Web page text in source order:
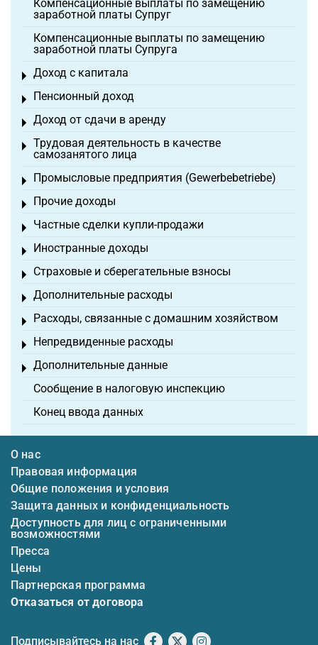
Компенсационные выплаты по замещению
заработной платы Супруг
Компенсационные выплаты по замещению
заработной платы Супруга
Доход с капитала
Toggle menu
Пенсионный доход
Toggle menu
Доход от сдачи в аренду
Toggle menu
Трудовая деятельность в качестве
самозанятого лица
Toggle menu
Промысловые предприятия (Gewerbebetriebe)
Toggle menu
Прочие доходы
Toggle menu
Частные сделки купли-продажи
Toggle menu
Иностранные доходы
Toggle menu
Страховые и сберегательные взносы
Toggle menu
Дополнительные расходы
Toggle menu
Расходы, связанные с домашним хозяйством
Toggle menu
Непредвиденные расходы
Toggle menu
Дополнительные данные
Toggle menu
Сообщение в налоговую инспекцию
Конец ввода данных
О нас
Правовая информация
Общие положения и условия
Защита данных и конфиденциальность
Доступность для лиц с ограниченными
возможностями
Пресса
Цены
Партнерская программа
Отказаться от договора
Подписывайтесь на нас Facebook
X Instagram